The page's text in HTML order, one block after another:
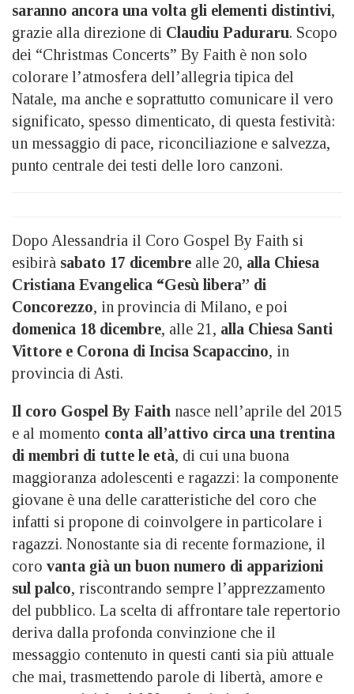
saranno ancora una volta gli elementi distintivi,
grazie alla direzione di Claudiu Paduraru. Scopo
dei “Christmas Concerts” By Faith è non solo
colorare l’atmosfera dell’allegria tipica del
Natale, ma anche e soprattutto comunicare il vero
significato, spesso dimenticato, di questa festività:
un messaggio di pace, riconciliazione e salvezza,
punto centrale dei testi delle loro canzoni.
Dopo Alessandria il Coro Gospel By Faith si
esibirà sabato 17 dicembre alle 20, alla Chiesa
Cristiana Evangelica “Gesù libera” di
Concorezzo, in provincia di Milano, e poi
domenica 18 dicembre, alle 21, alla Chiesa Santi
Vittore e Corona di Incisa Scapaccino, in
provincia di Asti.
Il coro Gospel By Faith nasce nell’aprile del 2015
e al momento conta all’attivo circa una trentina
di membri di tutte le età, di cui una buona
maggioranza adolescenti e ragazzi: la componente
giovane è una delle caratteristiche del coro che
infatti si propone di coinvolgere in particolare i
ragazzi. Nonostante sia di recente formazione, il
coro vanta già un buon numero di apparizioni
sul palco, riscontrando sempre l’apprezzamento
del pubblico. La scelta di affrontare tale repertorio
deriva dalla profonda convinzione che il
messaggio contenuto in questi canti sia più attuale
che mai, trasmettendo parole di libertà, amore e